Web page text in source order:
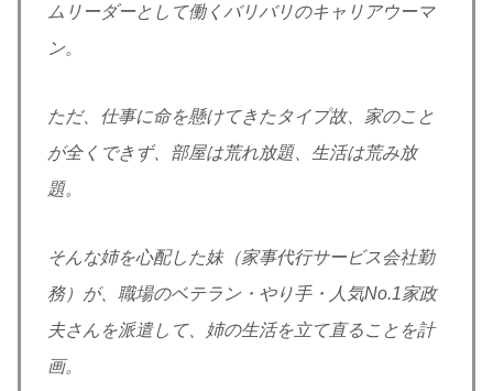
ムリーダーとして働くバリバリのキャリアウーマ
ン。
ただ、仕事に命を懸けてきたタイプ故、家のこと
が全くできず、部屋は荒れ放題、生活は荒み放
題。
そんな姉を心配した妹（家事代行サービス会社勤
務）が、職場のベテラン・やり手・人気No.1家政
夫さんを派遣して、姉の生活を立て直ることを計
画。